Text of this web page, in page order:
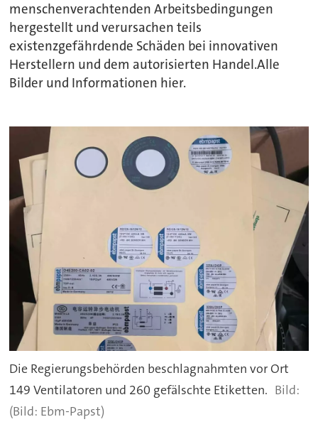
menschenverachtenden Arbeitsbedingungen
hergestellt und verursachen teils
existenzgefährdende Schäden bei innovativen
Herstellern und dem autorisierten Handel.Alle
Bilder und Informationen hier.
Die Regierungsbehörden beschlagnahmten vor Ort
149 Ventilatoren und 260 gefälschte Etiketten.
(Bild: Ebm-Papst)